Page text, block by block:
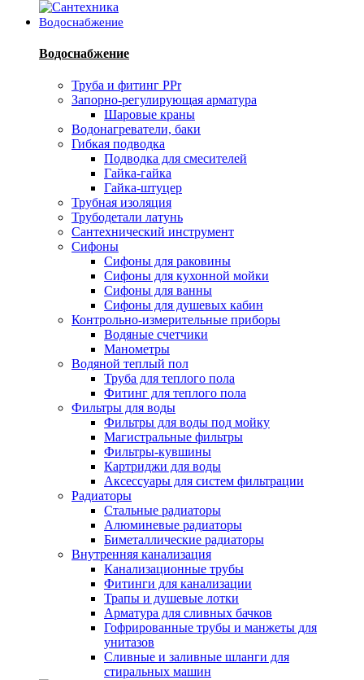
Водоснабжение
Водоснабжение
Труба и фитинг PPr
Запорно-регулирующая арматура
Шаровые краны
Водонагреватели, баки
Гибкая подводка
Подводка для смесителей
Гайка-гайка
Гайка-штуцер
Трубная изоляция
Трубодетали латунь
Сантехнический инструмент
Сифоны
Сифоны для раковины
Сифоны для кухонной мойки
Сифоны для ванны
Сифоны для душевых кабин
Контрольно-измерительные приборы
Водяные счетчики
Манометры
Водяной теплый пол
Труба для теплого пола
Фитинг для теплого пола
Фильтры для воды
Фильтры для воды под мойку
Магистральные фильтры
Фильтры-кувшины
Картриджи для воды
Аксессуары для систем фильтрации
Радиаторы
Стальные радиаторы
Алюминевые радиаторы
Биметаллические радиаторы
Внутренняя канализация
Канализационные трубы
Фитинги для канализации
Трапы и душевые лотки
Арматура для сливных бачков
Гофрированные трубы и манжеты для
унитазов
Сливные и заливные шланги для
стиральных машин